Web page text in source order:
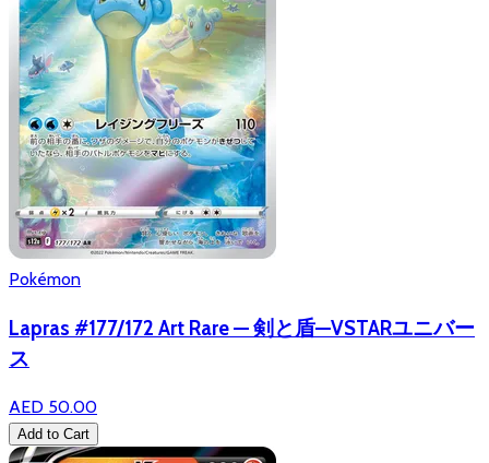
Pokémon
Lapras #177/172 Art Rare — 剣と盾—VSTARユニバー
ス
AED 50.00
Add to Cart